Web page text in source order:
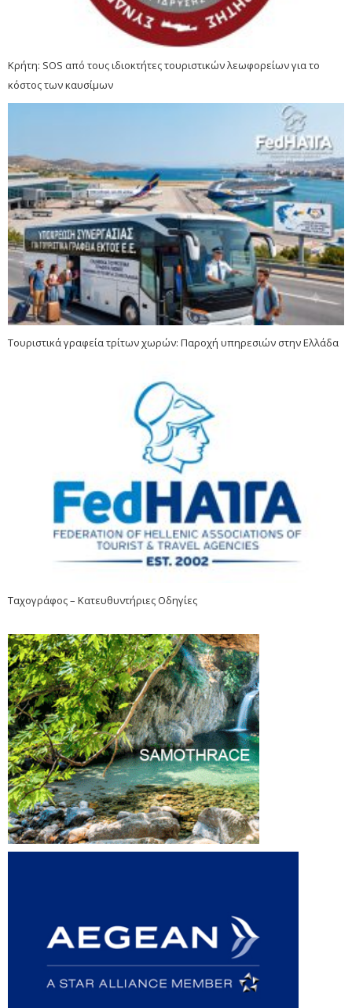
Κρήτη: SOS από τους ιδιοκτήτες τουριστικών λεωφορείων για το
κόστος των καυσίμων
Τουριστικά γραφεία τρίτων χωρών: Παροχή υπηρεσιών στην Ελλάδα
Ταχογράφος – Κατευθυντήριες Οδηγίες